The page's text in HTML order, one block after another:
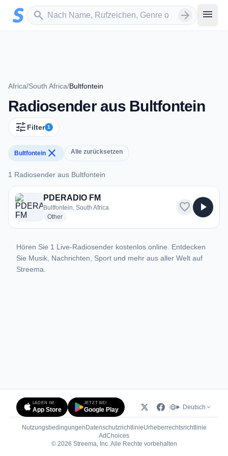
Zum Hauptinhalt springen
search
Sender suchen arrow_forward menu
Africa/South Africa/Bultfontein
Radiosender aus Bultfontein
tune Filter 1
Bultfontein close Alle zurücksetzen
1 Radiosender aus Bultfontein
1 Radiosender aus Bultfontein
PDERADIO FM
Bultfontein, South Africa
Otherradio stations
favorite play_arrow
Hören Sie 1 Live-Radiosender kostenlos online. Entdecken
Sie Musik, Nachrichten, Sport und mehr aus aller Welt auf
Streema.
LADEN IM
App Store
JETZT BEI
Google Play Deutsch
Nutzungsbedingungen DatenschutzrichtlinieUrheberrechtsrichtlinie
AdChoices(öffnet in neuem Tab)
© 2026 Streema, Inc. Alle Rechte vorbehalten